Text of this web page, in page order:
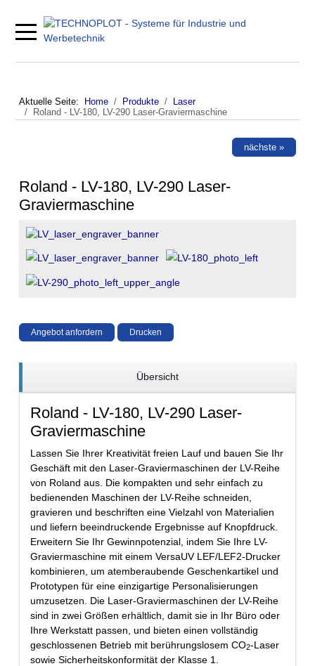
Mobile Menu Toggle
Aktuelle Seite: Home Produkte
Laser
Roland - LV-180, LV-290 Laser-Graviermaschine
nächste »
Roland - LV-180, LV-290 Laser-
Graviermaschine
Angebot anfordern Drucken
Übersicht
Roland - LV-180, LV-290 Laser-
Graviermaschine
Lassen Sie Ihrer Kreativität freien Lauf und bauen Sie Ihr
Geschäft mit den Laser-Graviermaschinen der LV-Reihe
von Roland aus. Die kompakten und sehr einfach zu
bedienenden Maschinen der LV-Reihe schneiden,
gravieren und beschriften eine Vielzahl von Materialien
und liefern beeindruckende Ergebnisse auf Knopfdruck.
Erweitern Sie Ihr Gewinnpotenzial, indem Sie Ihre LV-
Graviermaschine mit einem VersaUV LEF/LEF2-Drucker
kombinieren, um atemberaubende Geschenkartikel und
Prototypen für eine einzigartige Personalisierungen
umzusetzen. Die Laser-Graviermaschinen der LV-Reihe
sind in zwei Größen erhältlich, damit sie in Ihr Büro oder
Ihre Werkstatt passen, und bieten einen vollständig
geschlossenen Betrieb mit berührungslosem CO2-Laser
sowie Sicherheitskonformität der Klasse 1.